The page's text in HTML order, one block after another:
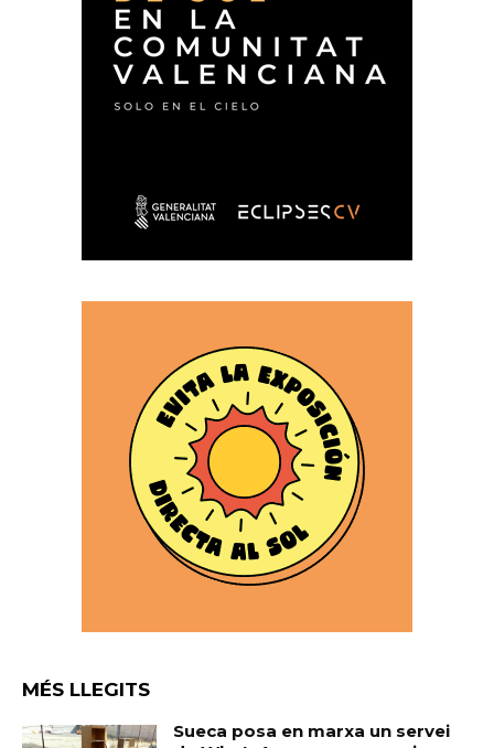
MÉS LLEGITS
Sueca posa en marxa un servei